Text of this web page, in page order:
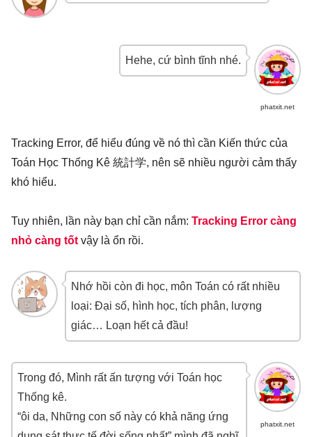
phatxit.net
Hehe, cứ bình tĩnh nhé.
Tracking Error, để hiểu đúng về nó thì cần Kiến thức của
Toán Học Thống Kê 統計学, nên sẽ nhiều người cảm thấy
khó hiểu.
Tuy nhiên, lần này bạn chỉ cần nắm: Tracking Error càng
nhỏ càng tốt vậy là ổn rồi.
Nhớ hồi còn đi học, môn Toán có rất nhiều
loại: Đại số, hình học, tích phân, lượng
giác… Loạn hết cả đầu!
phatxit.net
Trong đó, Mình rất ấn tượng với Toán học
Thống kê.
“ôi da, Những con số này có khả năng ứng